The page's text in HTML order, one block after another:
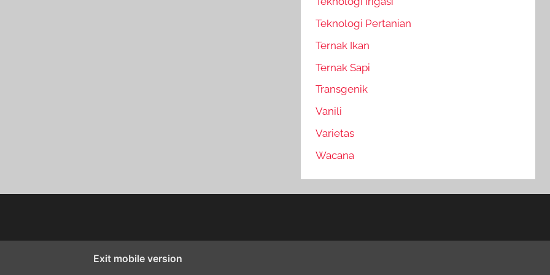
Teknologi Pertanian
Ternak Ikan
Ternak Sapi
Transgenik
Vanili
Varietas
Wacana
Exit mobile version